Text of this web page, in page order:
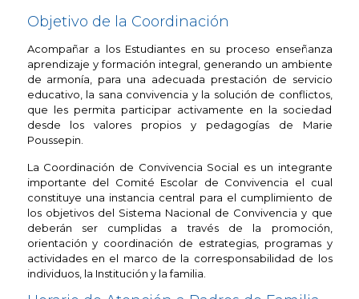
Objetivo de la Coordinación
Acompañar a los Estudiantes en su proceso enseñanza
aprendizaje y formación integral, generando un ambiente
de armonía, para una adecuada prestación de servicio
educativo, la sana convivencia y la solución de conflictos,
que les permita participar activamente en la sociedad
desde los valores propios y pedagogías de Marie
Poussepin.
La Coordinación de Convivencia Social es un integrante
importante del Comité Escolar de Convivencia el cual
constituye una instancia central para el cumplimiento de
los objetivos del Sistema Nacional de Convivencia y que
deberán ser cumplidas a través de la promoción,
orientación y coordinación de estrategias, programas y
actividades en el marco de la corresponsabilidad de los
individuos, la Institución y la familia.